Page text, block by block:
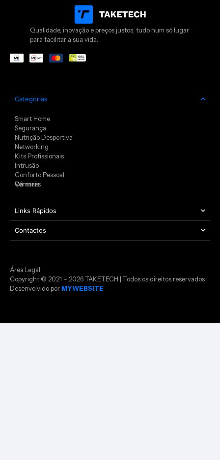
Qualidade, inovação e preços justos, tudo num só lugar
para facilitar a sua vida.
Categorias
Smart Home
Segurança
Nutrição Desportiva
Networking
Kits Profissionais
Intrusão
Conforto Pessoal
Câmaras
Ver mais
Links Rápidos
Contactos
Copyright © 2021 – 2026 TAKETECH | Todos os direitos reservados
Desenvolvido por MYWEBSITE
Área Legal